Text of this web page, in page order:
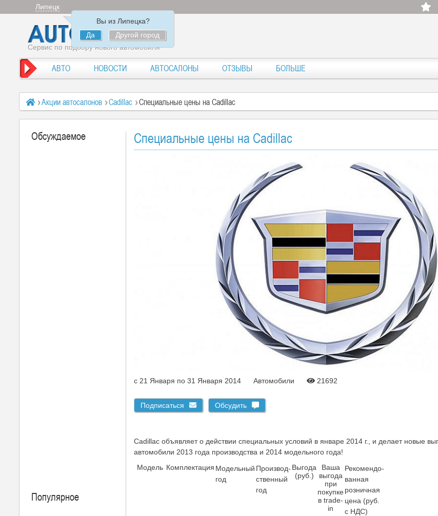
Липецк
Вы из Липецка?
Да
Другой город
Сервис по подбору нового автомобиля
АВТО НОВОСТИ АВТОСАЛОНЫ ОТЗЫВЫ БОЛЬШЕ
Акции автосалонов Cadillac Специальные цены на Cadillac
Обсуждаемое
Популярное
Специальные цены на Cadillac
c 21 Января по 31 Января 2014 Автомобили 21692
Подписаться Обсудить
Cadillac объявляет о действии специальных условий в январе 2014 г., и делает новые
автомобили 2013 года производства и 2014 модельного года!
Модель Комплектация Модельный
год
Производ-
ственный
год
Выгода
(руб.)
Ваша
выгода
при
покупке
в trade-
in
Рекомендо-
ванная
розничная
цена (руб.
с НДС)